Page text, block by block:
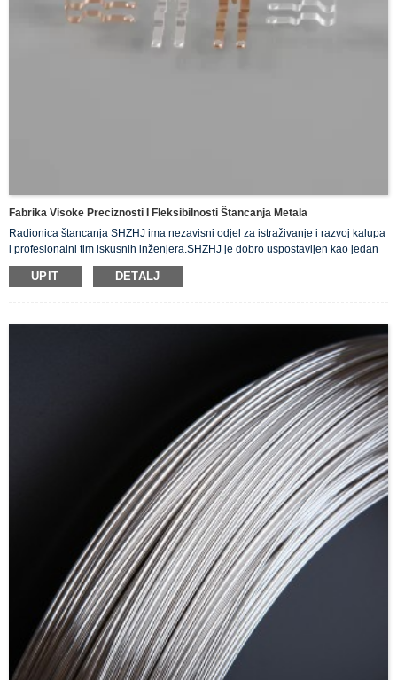
Fabrika Visoke Preciznosti I Fleksibilnosti Štancanja Metala
Radionica štancanja SHZHJ ima nezavisni odjel za istraživanje i razvoj kalupa
i profesionalni tim iskusnih inženjera.SHZHJ je dobro uspostavljen kao jedan
od vodećih dobavljača preciznog metalnog štancanja.Zatražite ponudu Mould
Studio Naše iskusno osoblje će raditi sa vama na svim aspektima štancanja
UPIT DETALJ